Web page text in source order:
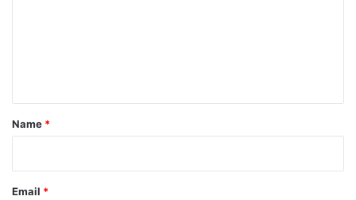
*
Name *
Email *